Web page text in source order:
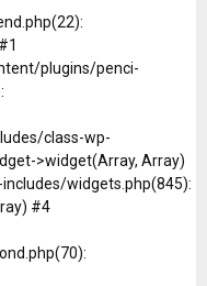
plugins/penci-
class-wp-
>widget(Array, Array)
widgets.php(845):
#4